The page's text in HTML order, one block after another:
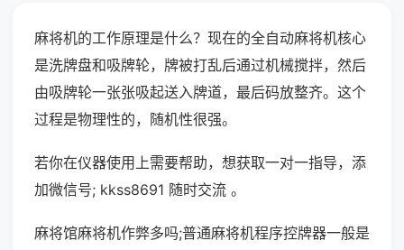
麻将机的工作原理是什么？现在的全自动麻将机核心
是洗牌盘和吸牌轮，牌被打乱后通过机械搅拌，然后
由吸牌轮一张张吸起送入牌道，最后码放整齐。这个
过程是物理性的，随机性很强。
若你在仪器使用上需要帮助，想获取一对一指导，添
加微信号; kkss8691 随时交流 。
麻将馆麻将机作弊多吗;普通麻将机程序控牌器一般是